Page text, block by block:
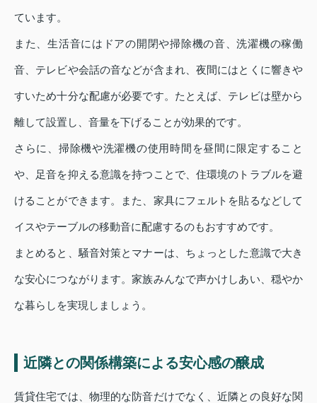
ています。
また、生活音にはドアの開閉や掃除機の音、洗濯機の稼働
音、テレビや会話の音などが含まれ、夜間にはとくに響きや
すいため十分な配慮が必要です。たとえば、テレビは壁から
離して設置し、音量を下げることが効果的です。
さらに、掃除機や洗濯機の使用時間を昼間に限定すること
や、足音を抑える意識を持つことで、住環境のトラブルを避
けることができます。また、家具にフェルトを貼るなどして
イスやテーブルの移動音に配慮するのもおすすめです。
まとめると、騒音対策とマナーは、ちょっとした意識で大き
な安心につながります。家族みんなで声かけしあい、穏やか
な暮らしを実現しましょう。
近隣との関係構築による安心感の醸成
賃貸住宅では、物理的な防音だけでなく、近隣との良好な関